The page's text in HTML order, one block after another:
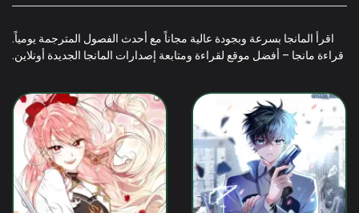
اقرأ المانجا بسرعة وبجودة عالية مجاناً مع أحدث الفصول المترجمة يومياً.
قراءة مانجا – أفضل موقع لقراءة ومتابعة إصدارات المانجا الجديدة أونلاين.